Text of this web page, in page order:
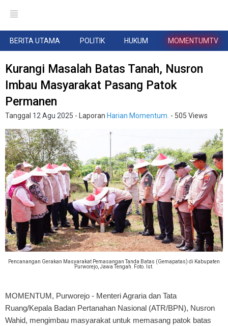
BERITA UTAMA POLITIK HUKUM MOMENTUMTV
Kurangi Masalah Batas Tanah, Nusron
Imbau Masyarakat Pasang Patok
Permanen
Tanggal 12 Agu 2025 - Laporan Harian Momentum. - 505 Views
Pencanangan Gerakan Masyarakat Pemasangan Tanda Batas (Gemapatas) di Kabupaten
Purworejo, Jawa Tengah. Foto. Ist.
MOMENTUM, Purworejo - Menteri Agraria dan Tata
Ruang/Kepala Badan Pertanahan Nasional (ATR/BPN), Nusron
Wahid, mengimbau masyarakat untuk memasang patok batas